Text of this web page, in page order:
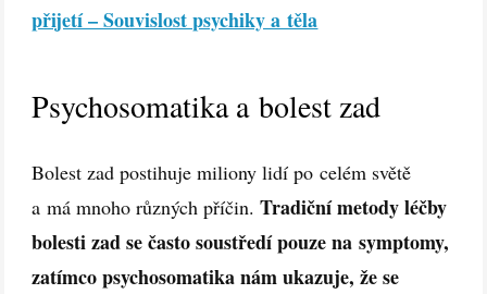
přijetí – Souvislost psychiky a těla
Psychosomatika a bolest zad
Bolest zad postihuje miliony lidí po celém světě
a má mnoho různých příčin.Tradiční metody léčby
bolesti zad se často soustředí pouze na symptomy,
zatímco psychosomatika nám ukazuje, že se